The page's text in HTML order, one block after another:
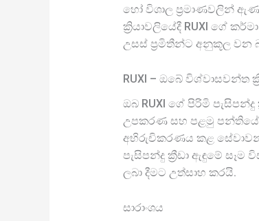
හෝ විශාල ප්‍රමාණවලින්
ක්‍රියාවලියේදී RUXI ගේ
උසස් ප්‍රමිතීන්ට අනුකූල වන
RUXI – ඔබේ විශ්වාසවන්ත
ඔබ RUXI ගේ පිරිමි
උපකරණ සහ පළමු පන්තියේ
අභිරුචිකරණය කළ සේවාවන්
පැසිපන්දු ක්‍රීඩා ඇඳුමේ
ලබා දීමට උත්සාහ කරයි.
සාරාංශය